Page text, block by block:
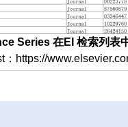
Series 在EI 检索列表
https://